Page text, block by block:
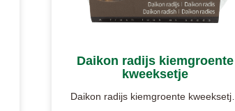
Daikon radijs kiemgroente
kweeksetje
Daikon radijs kiemgroente kweeksetje.